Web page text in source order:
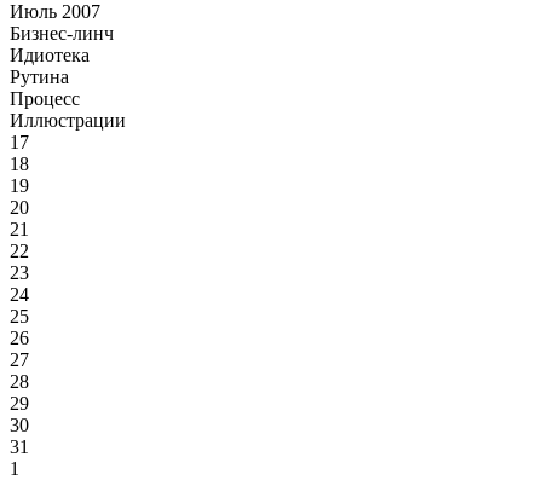
Июль 2007
Бизнес-линч
Идиотека
Рутина
Процесс
Иллюстрации
17
18
19
20
21
22
23
24
25
26
27
28
29
30
31
1